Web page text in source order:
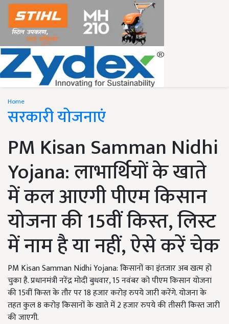
Home
सरकारी योजनाएं
PM Kisan Samman Nidhi
Yojana: लाभार्थियों के खाते
में कल आएगी पीएम किसान
योजना की 15वीं किस्त, लिस्ट
में नाम है या नहीं, ऐसे करें चेक
PM Kisan Samman Nidhi Yojana: किसानों का इंतजार अब खत्म हो
चुका है. प्रधानमंत्री नरेंद्र मोदी बुधवार, 15 नवंबर को पीएम किसान योजना
की 15वीं किस्त के तौर पर 18 हजार करोड़ रुपये जारी करेंगे. योजना के
तहत कुल 8 करोड़ किसानों के खाते में 2 हजार रुपये की तीसरी किस्त जारी
की जाएगी.